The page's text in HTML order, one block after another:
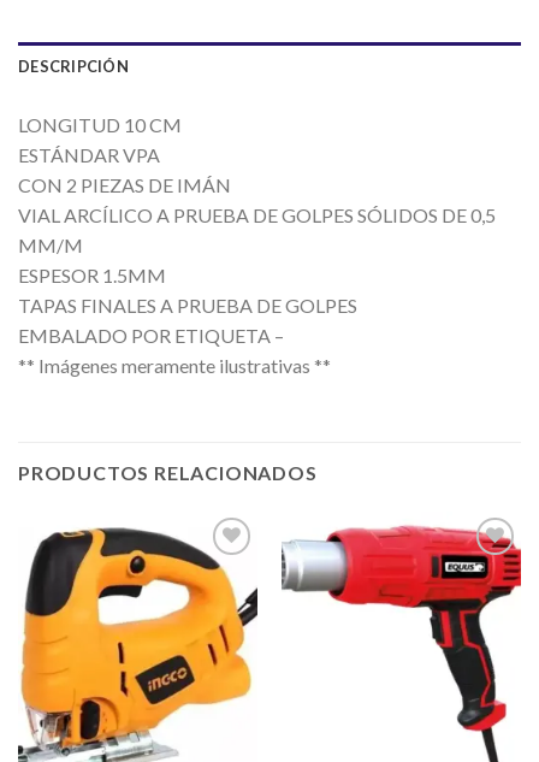
DESCRIPCIÓN
LONGITUD 10 CM
ESTÁNDAR VPA
CON 2 PIEZAS DE IMÁN
VIAL ARCÍLICO A PRUEBA DE GOLPES SÓLIDOS DE 0,5
MM/M
ESPESOR 1.5MM
TAPAS FINALES A PRUEBA DE GOLPES
EMBALADO POR ETIQUETA –
** Imágenes meramente ilustrativas **
PRODUCTOS RELACIONADOS
Añadir
a la
lista de
deseos
Añadir
a la
lista de
deseos